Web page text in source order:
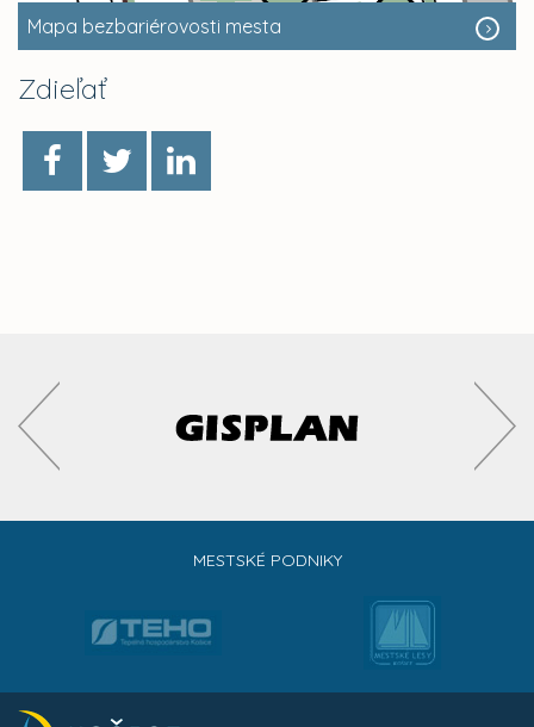
Mapa bezbariérovosti mesta
Zdieľať
MESTSKÉ PODNIKY